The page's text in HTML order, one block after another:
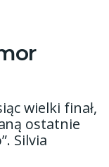
wielki finał,
ostatnie
Silvia